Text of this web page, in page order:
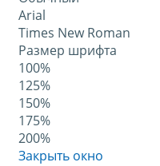
Arial
Times New Roman
Размер шрифта
100%
125%
150%
175%
200%
Закрыть окно